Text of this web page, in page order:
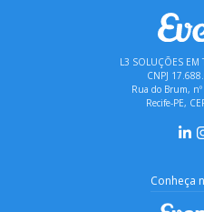
L3 SOLUÇÕES EM
CNPJ
Rua do Brum,
Recife-PE,
Conheça